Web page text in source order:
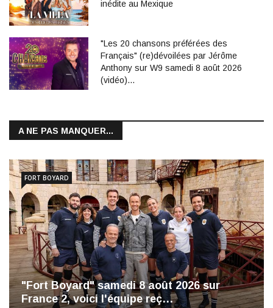
inédite au Mexique
"Les 20 chansons préférées des
Français" (re)dévoilées par Jérôme
Anthony sur W9 samedi 8 août 2026
(vidéo)…
A NE PAS MANQUER...
"Fort Boyard" samedi 8 août 2026 sur
France 2, voici l'équipe reç…
FORT BOYARD